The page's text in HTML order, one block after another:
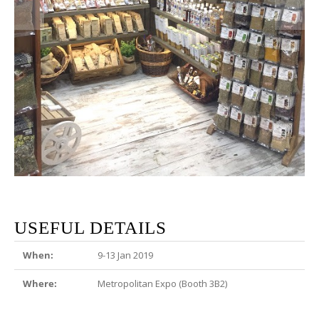
USEFUL DETAILS
When: 9-13 Jan 2019
Where: Metropolitan Expo (Booth 3B2)